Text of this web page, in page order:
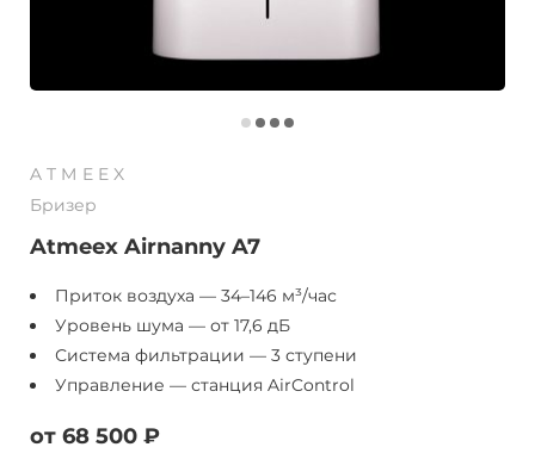
ATMEEX
Бризер
Atmeex Airnanny A7
Приток воздуха — 34–146 м³/час
Уровень шума — от 17,6 дБ
Система фильтрации — 3 ступени
Управление — станция AirControl
от 68 500 ₽